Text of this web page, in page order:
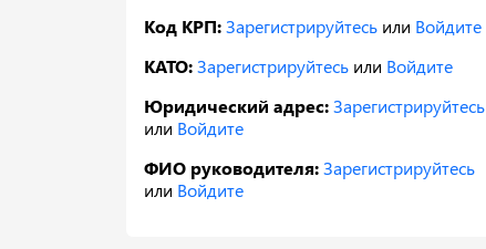
Код КРП:Зарегистрируйтесь или Войдите
КАТО:Зарегистрируйтесь или Войдите
Юридический адрес:Зарегистрируйтесь
или Войдите
ФИО руководителя:Зарегистрируйтесь
или Войдите